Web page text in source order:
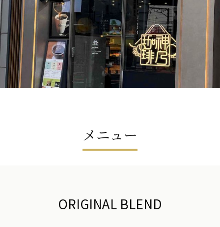
メニュー
ORIGINAL BLEND